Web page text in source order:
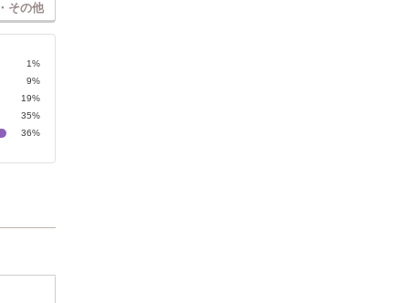
その他
1%
9%
19%
35%
36%